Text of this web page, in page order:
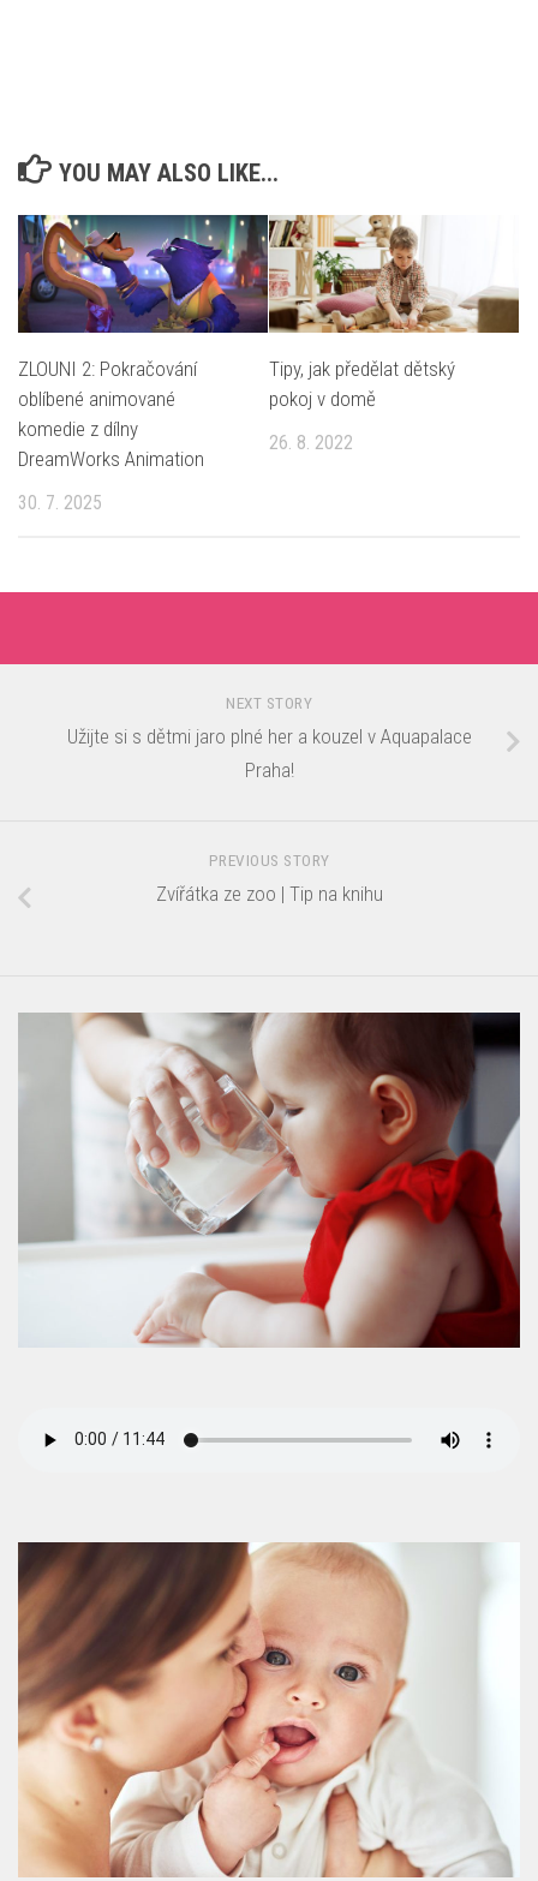
YOU MAY ALSO LIKE...
ZLOUNI 2: Pokračování
oblíbené animované
komedie z dílny
DreamWorks Animation
30. 7. 2025
Tipy, jak předělat dětský
pokoj v domě
26. 8. 2022
NEXT STORY
Užijte si s dětmi jaro plné her a kouzel v Aquapalace
Praha!
PREVIOUS STORY
Zvířátka ze zoo | Tip na knihu